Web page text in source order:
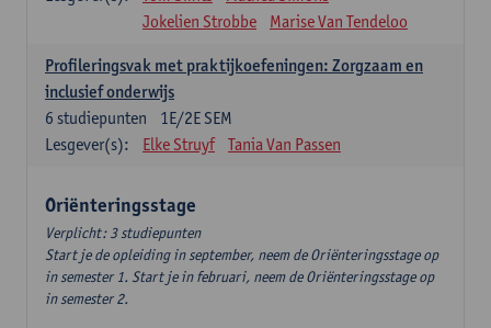
Jokelien Strobbe
Marise Van Tendeloo
Profileringsvak met praktijkoefeningen: Zorgzaam en
inclusief onderwijs
1E/2E SEM
6 studiepunten
Lesgever(s):
Elke Struyf Tania Van Passen
Oriënteringsstage
Verplicht: 3 studiepunten
Start je de opleiding in september, neem de Oriënteringsstage op
in semester 1. Start je in februari, neem de Oriënteringsstage op
in semester 2.